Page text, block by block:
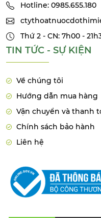
Hotline: 0985.655.180
Thứ 2 - CN: 7h00 -
TIN TỨC - SỰ KIỆN
Về chúng tôi
Hướng dẫn mua hàng
Vận chuyển và thanh
Chính sách bảo hành
Liên hệ